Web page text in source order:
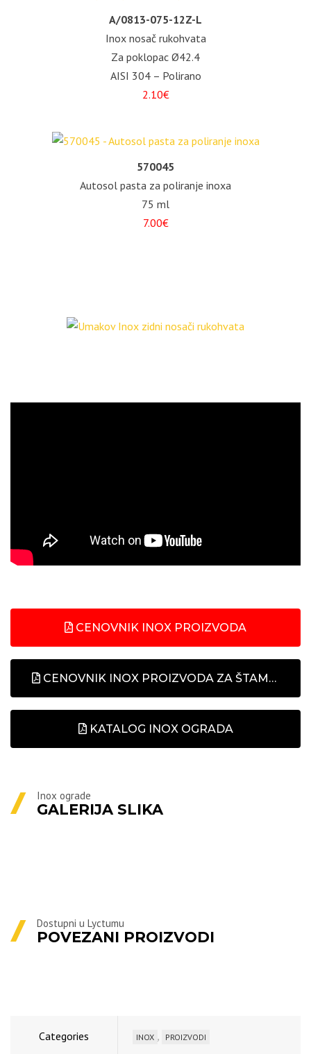
A/0813-075-12Z-L
Inox nosač rukohvata
Za poklopac Ø42.4
AISI 304 – Polirano
2.10€
570045
Autosol pasta za poliranje inoxa
75 ml
7.00€
CENOVNIK INOX PROIZVODA
CENOVNIK INOX PROIZVODA ZA ŠTAMPU
KATALOG INOX OGRADA
Inox ograde
GALERIJA SLIKA
Dostupni u Lyctumu
POVEZANI PROIZVODI
Categories INOX , PROIZVODI